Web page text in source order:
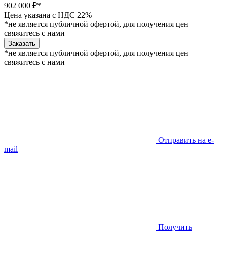
902 000 ₽*
Цена указана с НДС 22%
*не является публичной офертой, для получения цен
свяжитесь с нами
Заказать
*не является публичной офертой, для получения цен
свяжитесь с нами
Отправить на e-
mail
Получить